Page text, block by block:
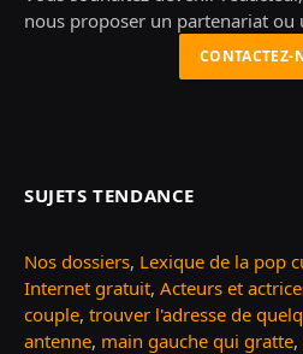
nous proposer un partenariat ou
CONTACTEZ-
SUJETS TENDANCE
Nos dossiers, Lexique de la pop
Internet gratuit, Acteurs et
couple, trouver l'adresse de
antenne, main gauche qui gratte,